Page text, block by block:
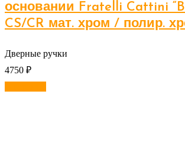
основании Fratelli Cattini
CS/CR мат. хром / полир.
Дверные ручки
4750 ₽